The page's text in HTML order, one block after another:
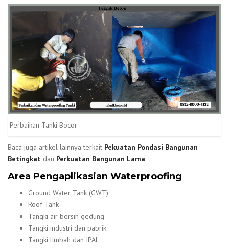
Perbaikan Tanki Bocor
Baca juga artikel lainnya terkait Pekuatan Pondasi Bangunan
Betingkat dan Perkuatan Bangunan Lama
Area Pengaplikasian Waterproofing
Ground Water Tank (GWT)
Roof Tank
Tangki air bersih gedung
Tangki industri dan pabrik
Tangki limbah dan IPAL